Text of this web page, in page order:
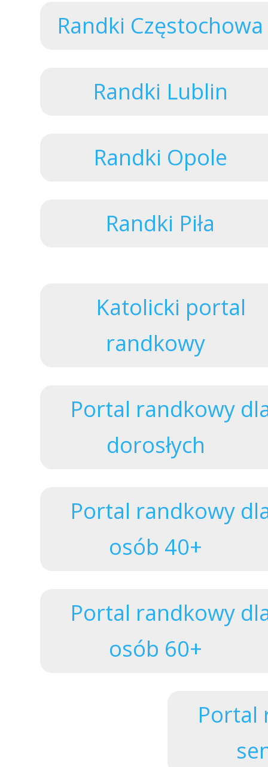
Randki Częstochowa
Randki Lublin
Randki Opole
Randki Piła
Katolicki portal
randkowy
Portal randkowy
dorosłych
Portal randkowy
osób 40+
Portal randkowy
osób 60+
Portal